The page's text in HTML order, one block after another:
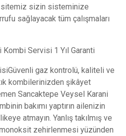
sizin sisteminize
sağlayacak tüm çalışmaları
Servisi 1 Yıl Garanti
gaz kontrolü, kaliteli ve
kombilerinizden şikâyet
Sancaktepe Veysel Karani
bakımı yaptırın ailenizin
atmayın. Yanlış takılmış ve
zehirlenmesi yüzünden